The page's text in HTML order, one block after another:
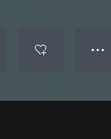
● ● ●